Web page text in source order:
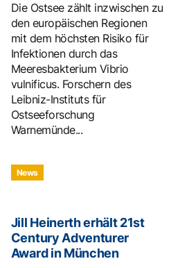
Die Ostsee zählt inzwischen zu
den europäischen Regionen
mit dem höchsten Risiko für
Infektionen durch das
Meeresbakterium Vibrio
vulnificus. Forschern des
Leibniz-Instituts für
Ostseeforschung
Warnemünde...
News
Jill Heinerth erhält 21st
Century Adventurer
Award in München